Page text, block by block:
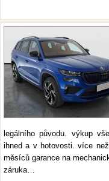
legálního původu. výkup
ihned a v hotovosti. více
měsíců garance na
záruka…